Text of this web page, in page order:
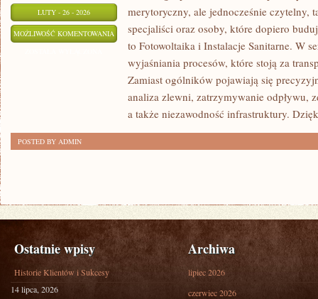
LUTY - 26 - 2026
MOŻLIWOŚĆ KOMENTOWANIA FOTOWOLTAIKA
merytoryczny, ale jednocześnie czytelny,
specjaliści oraz osoby, które dopiero
to Fotowoltaika i Instalacje Sanitarne. W
wyjaśniania procesów, które stoją za
Zamiast ogólników pojawiają się
analiza zlewni, zatrzymywanie odpływu,
a także niezawodność infrastruktury.
POSTED BY ADMIN
Ostatnie wpisy
Historie Klientów i Sukcesy
14 lipca, 2026
Archiwa
lipiec 2026
czerwiec 2026